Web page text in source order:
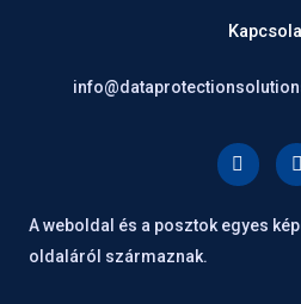
F
a
c
b
i
A weboldal és a posztok egyes
oldaláról származnak.